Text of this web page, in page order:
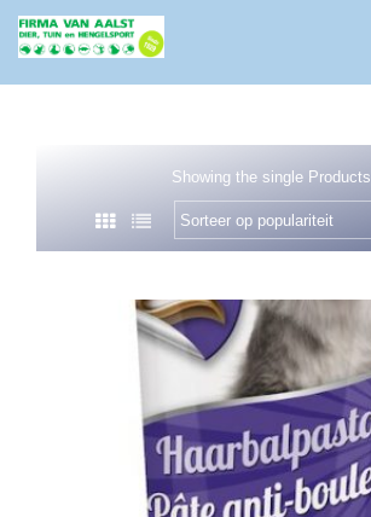
Showing the single Products